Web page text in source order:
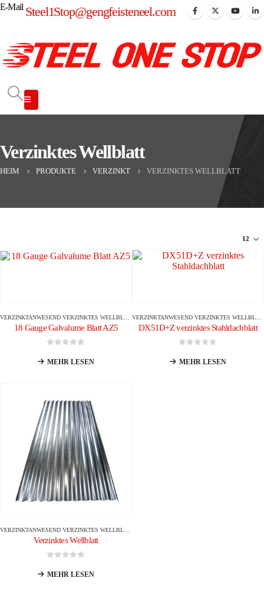
E-Mail Steel1Stop@gengfeisteneel.com
Verzinktes Wellblatt
HEIM PRODUKTE VERZINKT VERZINKTES WELLBLATT
VERZINKTANWESEND VERZINKTES WELLBLATT
18 Gauge Galvalume Blatt AZ5
MEHR LESEN
VERZINKTANWESEND VERZINKTES WELLBLATT
DX51D+Z verzinktes Stahldachblatt
MEHR LESEN
VERZINKTANWESEND VERZINKTES WELLBLATT
Verzinktes Wellblatt
MEHR LESEN